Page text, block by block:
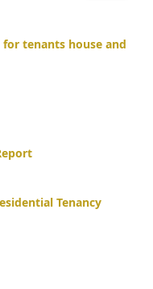
for tenants house and
Tenancy